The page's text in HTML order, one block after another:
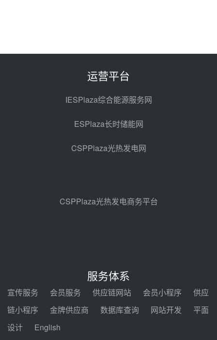
100MW光工程性能试验采购
光热示范电站二列蒸汽发生器设备
亚核阀业中标天山北麓100MW光
热发电工程EPC总承包项目熔盐截
止阀、熔盐三偏心蝶阀采购
08-05 17:15
包项目熔盐介质超声波流量计采购
08-05 17:09
电机组灵活性改造项目三元液态盐
采购合同
迪尔化工预中标华能西安热工院
2026-2029年熔盐介质框架协议
运营平台
IESPlaza综合能源服务网
ESPlaza长时储能网
CSPPlaza光热发电网
CSPPlaza光热发电商务平台
服务体系
宣传服务 会员服务 供应链网站 会员小程序
供应
链小程序
金牌供应商 数据库查询 网站开发
平面
设计
English